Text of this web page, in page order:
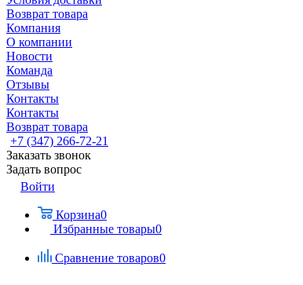
Возврат товара
Компания
О компании
Новости
Команда
Отзывы
Контакты
Контакты
Возврат товара
+7 (347) 266-72-21
Заказать звонок
Задать вопрос
Войти
Корзина0
Избранные товары0
Сравнение товаров0